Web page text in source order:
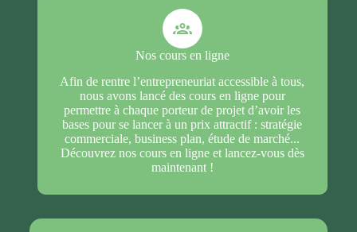
Nos cours en ligne
Afin de rentre l’entrepreneuriat accessible à tous,
nous avons lancé des cours en ligne pour
permettre à chaque porteur de projet d’avoir les
bases pour se lancer à un prix attractif : stratégie
commerciale, business plan, étude de marché...
Découvrez nos cours en ligne et lancez-vous dès
maintenant !